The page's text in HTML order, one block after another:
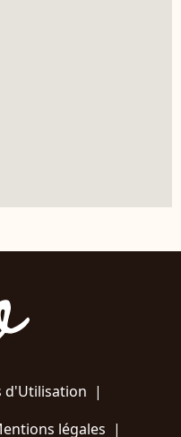
d'Utilisation |
légales |